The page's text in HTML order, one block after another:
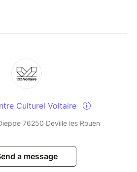
Culturel Voltaire
76250 Deville les Rouen
a message